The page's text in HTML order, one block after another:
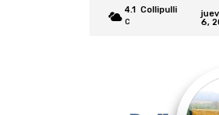
4.1
C
Collipulli
6,